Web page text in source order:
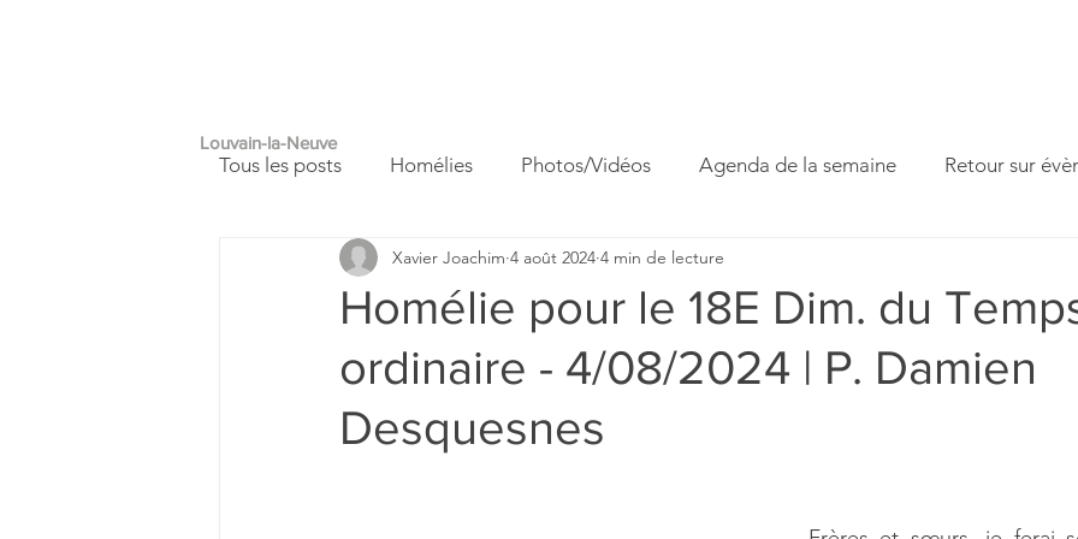
Louvain-la-Neuve
Tous les posts Homélies Photos/Vidéos Agenda de la semaine Retour sur
Autour de nous Carnet de famille Fête paroissiale
Homélie pour le 18E Dim. du
ordinaire - 4/08/2024 | P. Damien
Desquesnes
Xavier Joachim 4 août 2024 4 min de lecture